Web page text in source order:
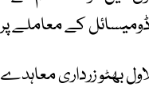
کے معاملے
بھٹو زرداری